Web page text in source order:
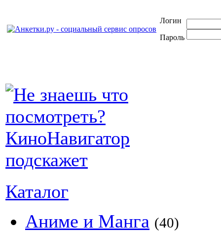
Логин
Пароль
Каталог
Аниме и Манга (40)